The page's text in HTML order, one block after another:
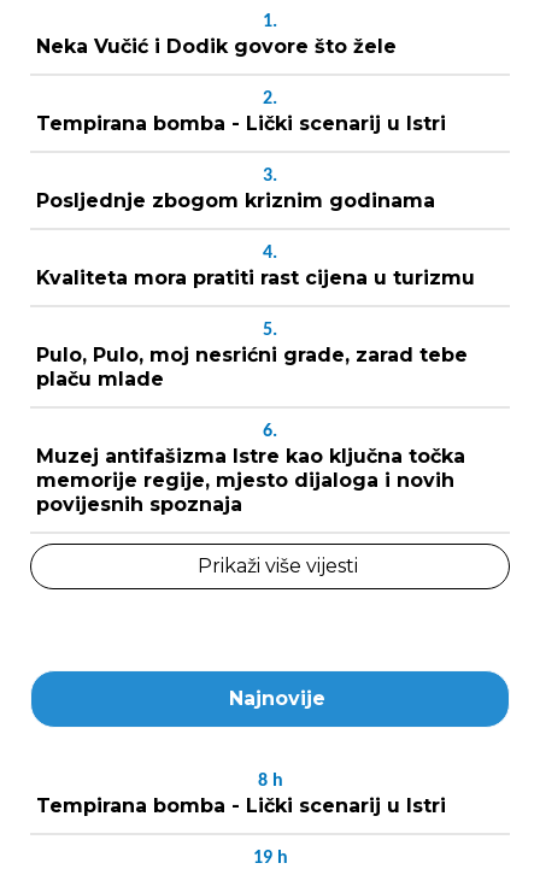
1.
Neka Vučić i Dodik govore što žele
2.
Tempirana bomba - Lički scenarij u Istri
3.
Posljednje zbogom kriznim godinama
4.
Kvaliteta mora pratiti rast cijena u turizmu
5.
Pulo, Pulo, moj nesrićni grade, zarad tebe
plaču mlade
6.
Muzej antifašizma Istre kao ključna točka
memorije regije, mjesto dijaloga i novih
povijesnih spoznaja
Prikaži više vijesti
Najnovije
8 h
Tempirana bomba - Lički scenarij u Istri
19 h